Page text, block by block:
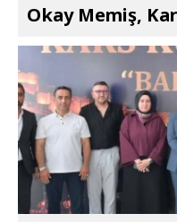
Okay Memiş,